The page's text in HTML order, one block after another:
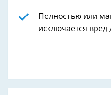
Полностью или
исключается вред